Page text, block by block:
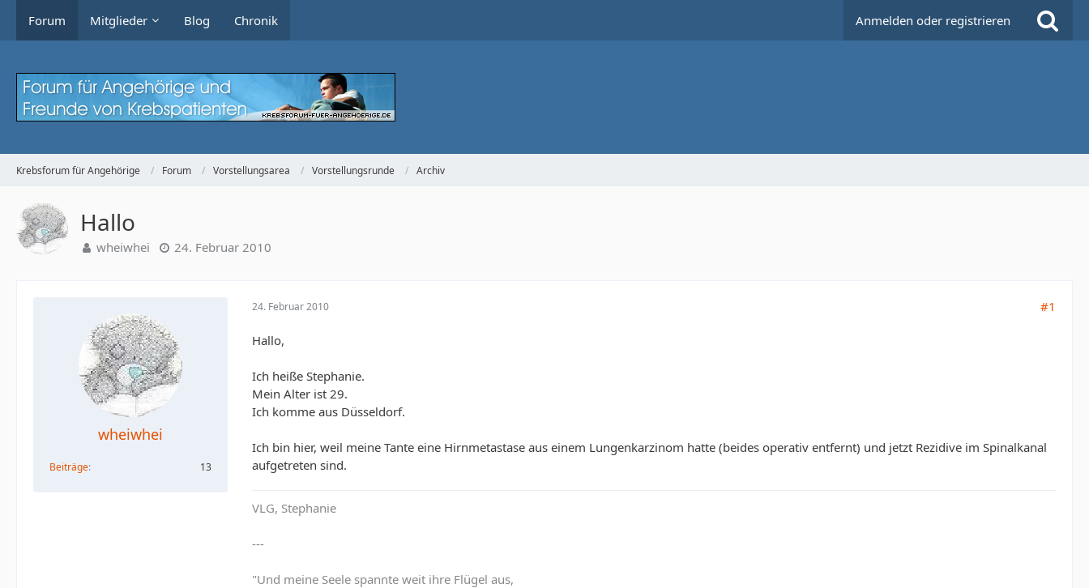
Forum Mitglieder Blog Chronik Anmelden oder registrieren
Krebsforum für Angehörige Forum Vorstellungsarea Vorstellungsrunde Archiv
Hallo
wheiwhei 24. Februar 2010
wheiwhei
Beiträge 13
24. Februar 2010 #1
Hallo,
Ich heiße Stephanie.
Mein Alter ist 29.
Ich komme aus Düsseldorf.
Ich bin hier, weil meine Tante eine Hirnmetastase aus einem Lungenkarzinom hatte (beides operativ entfernt) und jetzt Rezidive im Spinalkanal
aufgetreten sind.
VLG, Stephanie
---
"Und meine Seele spannte weit ihre Flügel aus,